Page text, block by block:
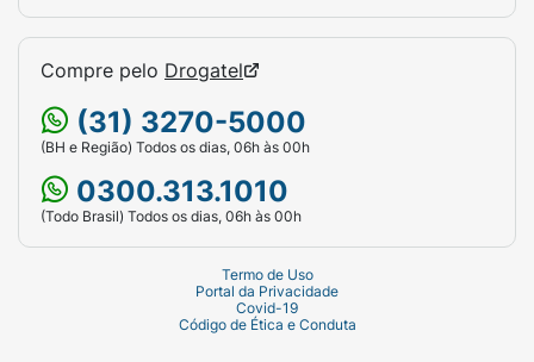
Compre pelo Drogatel
(31) 3270-5000
(BH e Região) Todos os dias, 06h às 00h
0300.313.1010
(Todo Brasil) Todos os dias, 06h às 00h
Termo de Uso
Portal da Privacidade
Covid-19
Código de Ética e Conduta